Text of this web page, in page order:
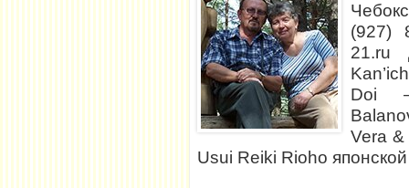
(927)
21.ru
Doi
Vera
Usui Reiki Rioho